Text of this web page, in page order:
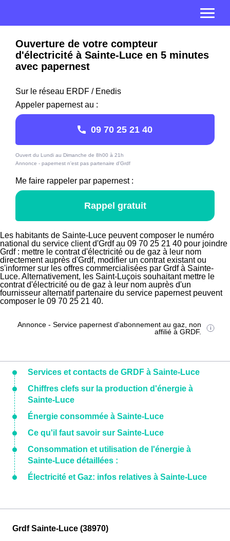
Ouverture de votre compteur
d'électricité à Sainte-Luce en 5 minutes
avec papernest
Sur le réseau ERDF / Enedis
Appeler papernest au :
09 70 25 21 40
Ouvert du Lundi au Dimanche de 8h00 à 21h
Annonce - papernest n'est pas partenaire d'Grdf
Me faire rappeler par papernest :
Rappel gratuit
Les habitants de Sainte-Luce peuvent composer le numéro
national du service client d'Grdf au 09 70 25 21 40 pour joindre
Grdf : mettre le contrat d'électricité ou de gaz à leur nom
directement auprès d'Grdf, modifier un contrat existant ou
s'informer sur les offres commercialisées par Grdf à Sainte-
Luce. Alternativement, les Saint-Luçois souhaitant mettre le
contrat d'électricité ou de gaz à leur nom auprès d'un
fournisseur alternatif partenaire du service papernest peuvent
composer le 09 70 25 21 40.
Annonce - Service papernest d'abonnement au gaz, non
affilié à GRDF.
Services et contacts de GRDF à Sainte-Luce
Chiffres clefs sur la production d'énergie à
Sainte-Luce
Énergie consommée à Sainte-Luce
Ce qu'il faut savoir sur Sainte-Luce
Consommation et utilisation de l'énergie à
Sainte-Luce détaillées :
Électricité et Gaz: infos relatives à Sainte-Luce
Grdf Sainte-Luce (38970)